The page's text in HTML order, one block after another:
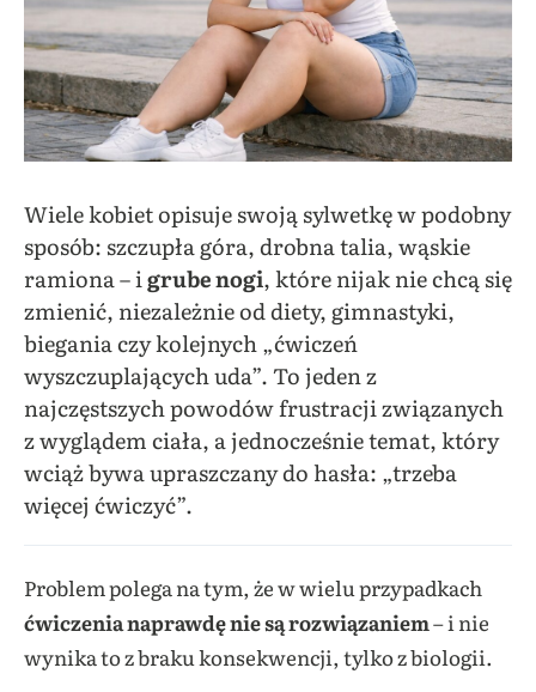
Wiele kobiet opisuje swoją sylwetkę w podobny
sposób: szczupła góra, drobna talia, wąskie
ramiona – igrube nogi, które nijak nie chcą się
zmienić, niezależnie od diety, gimnastyki,
biegania czy kolejnych „ćwiczeń
wyszczuplających uda”. To jeden z
najczęstszych powodów frustracji związanych
z wyglądem ciała, a jednocześnie temat, który
wciąż bywa upraszczany do hasła: „trzeba
więcej ćwiczyć”.
Problem polega na tym, że w wielu przypadkach
ćwiczenia naprawdę nie są rozwiązaniem– i nie
wynika to z braku konsekwencji, tylko z biologii.